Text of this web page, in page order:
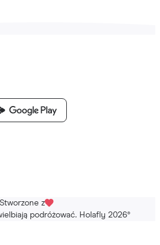
Stworzone z
podróżować. Holafly 2026®